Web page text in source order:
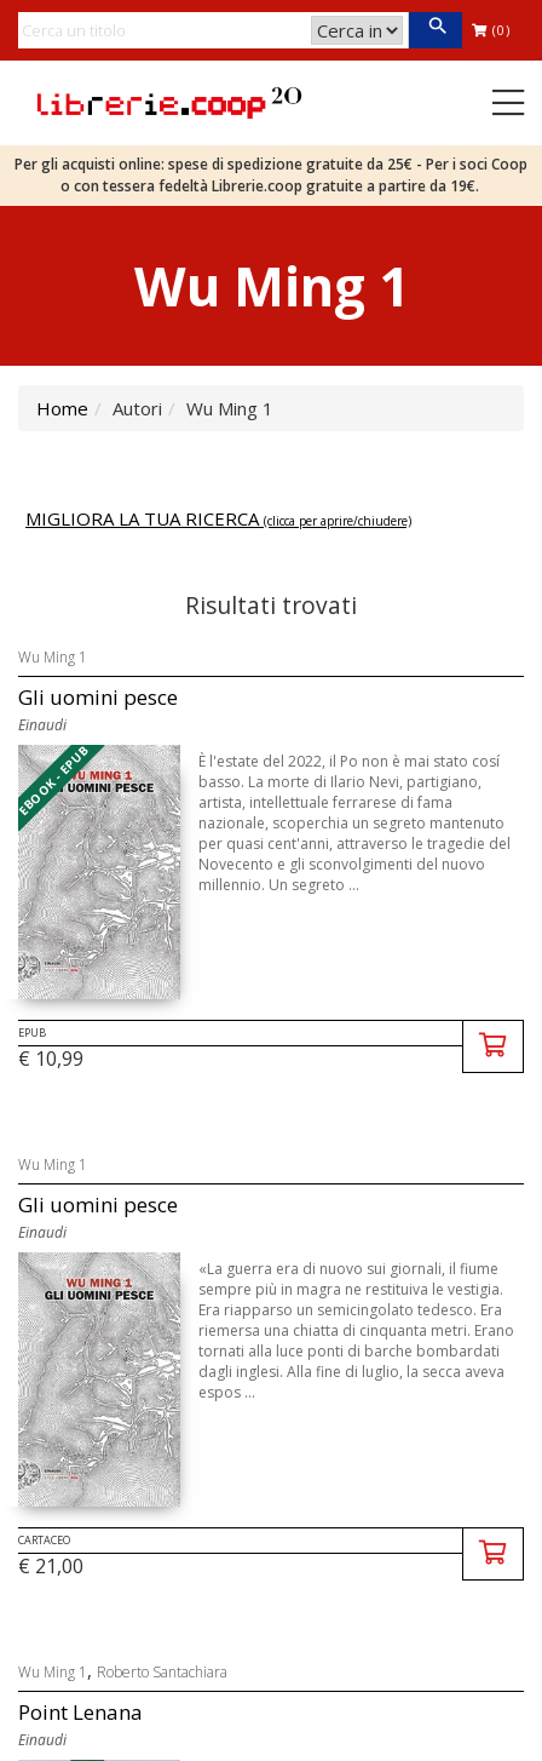
(0)
Per gli acquisti online: spese di spedizione gratuite da 25€ - Per i soci Coop
o con tessera fedeltà Librerie.coop gratuite a partire da 19€.
Wu Ming 1
Home Autori Wu Ming 1
MIGLIORA LA TUA RICERCA (clicca per aprire/chiudere)
Risultati trovati
Wu Ming 1
Gli uomini pesce
Einaudi
EBOOK - EPUB
È l'estate del 2022, il Po non è mai stato cosí
basso. La morte di Ilario Nevi, partigiano,
artista, intellettuale ferrarese di fama
nazionale, scoperchia un segreto mantenuto
per quasi cent'anni, attraverso le tragedie del
Novecento e gli sconvolgimenti del nuovo
millennio. Un segreto ...
EPUB
€ 10,99
Wu Ming 1
Gli uomini pesce
Einaudi
«La guerra era di nuovo sui giornali, il fiume
sempre più in magra ne restituiva le vestigia.
Era riapparso un semicingolato tedesco. Era
riemersa una chiatta di cinquanta metri. Erano
tornati alla luce ponti di barche bombardati
dagli inglesi. Alla fine di luglio, la secca aveva
espos ...
CARTACEO
€ 21,00
Wu Ming 1 , Roberto Santachiara
Point Lenana
Einaudi